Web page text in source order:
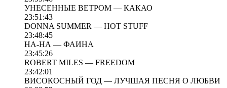
УНЕСЕННЫЕ ВЕТРОМ — КАКАО
23:51:43
DONNA SUMMER — HOT STUFF
23:48:45
НА-НА — ФАИНА
23:45:26
ROBERT MILES — FREEDOM
23:42:01
ВИСОКОСНЫЙ ГОД — ЛУЧШАЯ ПЕСНЯ О ЛЮБВИ